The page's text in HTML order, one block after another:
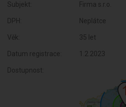
Subjekt: Firma s.r.o.
DPH: Neplátce
Věk: 35 let
Datum registrace: 1.2.2023
Dostupnost: